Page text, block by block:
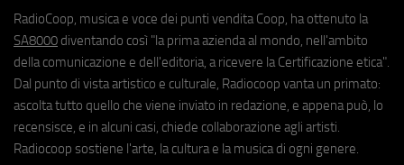
RadioCoop, musica e voce dei punti vendita Coop, ha ottenuto la
SA8000 diventando così "la prima azienda al mondo, nell'ambito
della comunicazione e dell'editoria, a ricevere la Certificazione etica".
Dal punto di vista artistico e culturale, Radiocoop vanta un primato:
ascolta tutto quello che viene inviato in redazione, e appena può, lo
recensisce, e in alcuni casi, chiede collaborazione agli artisti.
Radiocoop sostiene l'arte, la cultura e la musica di ogni genere.